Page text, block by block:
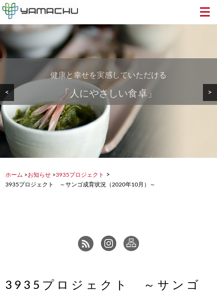
健康と幸せを実感していただける
「人にやさしい食卓」
美しい地球から食卓へ・・・
健康を支える食品を
安心・安全で美味しい
もずく・めかぶを
< >
ホーム >お知らせ >3935プロジェクト >
3935プロジェクト ～サンゴ成育状況（2020年10月）～
3935プロジェクト ～サンゴ